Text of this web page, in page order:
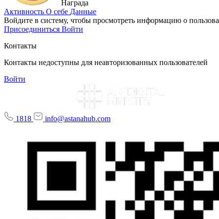
Награда
Активность О себе Данные
Войдите в систему, чтобы просмотреть информацию о
Присоединиться Войти
Контакты
Контакты недоступны для неавторизованных пользователей
Войти
1818 info@astanahub.com